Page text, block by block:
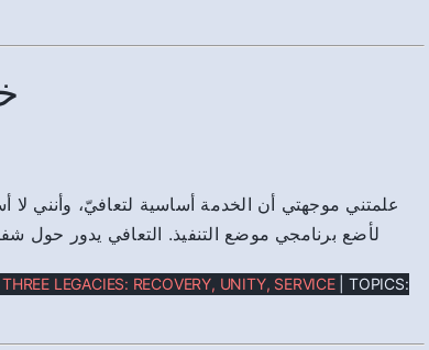
علمتني موجهتي أن الخدمة أساسية لتعافيّ، وأنني
لأضع برنامجي موضع التنفيذ. التعافي يدور حول
LEGACIES: RECOVERY, UNITY, SERVICE| TOPICS: